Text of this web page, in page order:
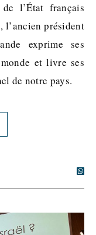
de l’État français
l’ancien président
exprime ses
et livre ses
de notre pays.